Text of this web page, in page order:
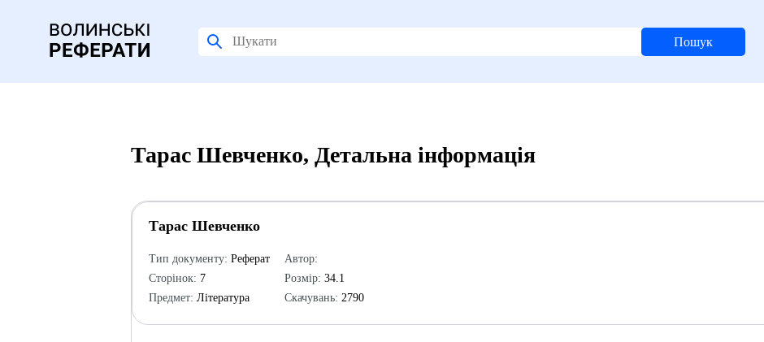
Пошук
Тарас Шевченко, Детальна інформація
Тарас Шевченко
Тип документу: Реферат
Сторінок: 7
Предмет: Література
Автор:
Розмір: 34.1
Скачувань: 2790